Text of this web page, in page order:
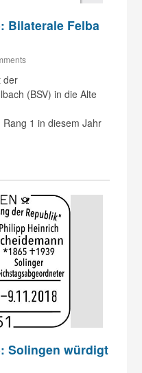
Bilaterale Felba
der
(BSV) in die Alte
1 in diesem Jahr
Solingen würdigt